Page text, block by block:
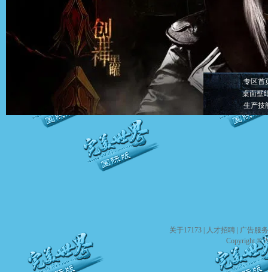
专区首
桌面壁
生产技
关于17173 人才招聘
广告服务
Copyright ©